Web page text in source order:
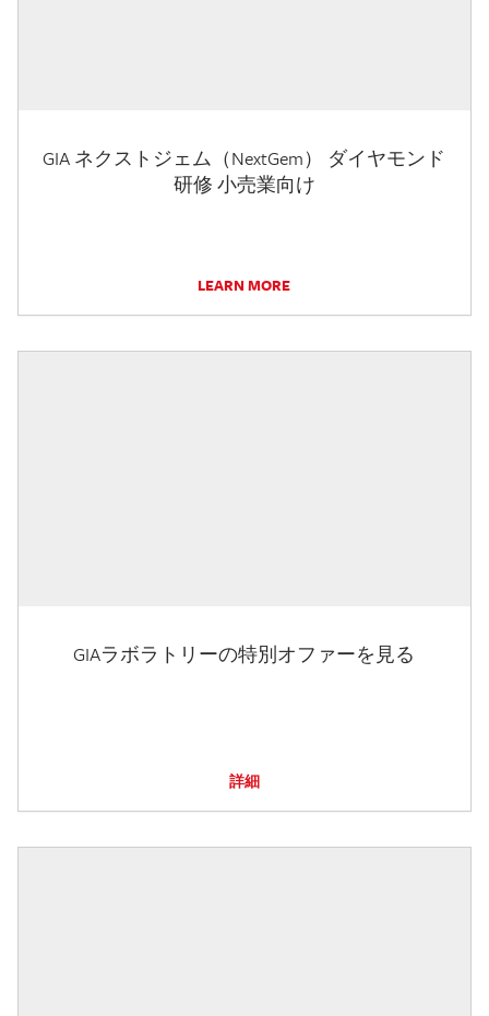
GIA ネクストジェム（NextGem） ダイヤモンド
研修 小売業向け
LEARN MORE
GIAラボラトリーの特別オファーを見る
詳細